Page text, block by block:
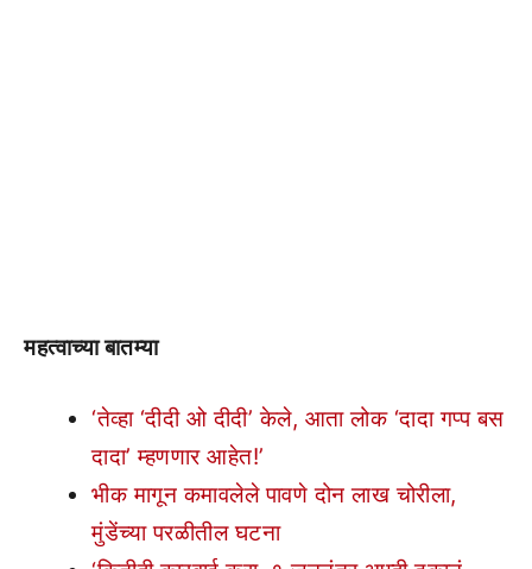
महत्वाच्या बातम्या
‘तेव्हा ‘दीदी ओ दीदी’ केले, आता लोक ‘दादा गप्प बस
दादा’ म्हणणार आहेत!’
भीक मागून कमावलेले पावणे दोन लाख चोरीला,
मुंडेंच्या परळीतील घटना